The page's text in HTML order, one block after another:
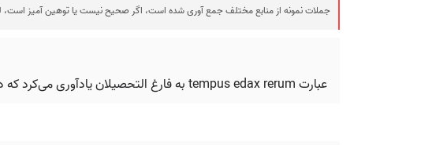
جملات نمونه از منابع مختلف جمع آوری شده است، اگر صحیح نیست یا توهین آمیز است،
عبارت tempus edax rerum به فارغ التحصیلان یادآوری می‌کرد که دستاوردها نیز از بین می‌روند.